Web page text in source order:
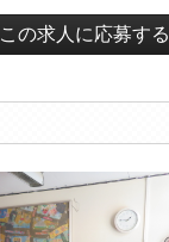
この求人に応募する